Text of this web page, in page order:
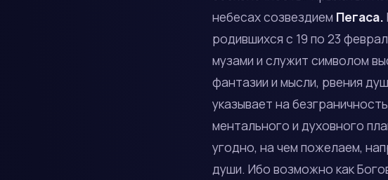
небесах созвездием Пегаса.
родившихся с 19 по 23
музами и служит символом
фантазии и мысли, рвения
указывает на
ментального и духовного
угодно, на чем пожелаем,
души. Ибо возможно как